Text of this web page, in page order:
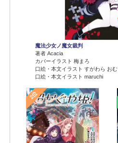
魔法少女ノ魔女裁判
著者 Acacia
カバーイラスト 梅まろ
口絵・本文イラスト すがわら おむ
口絵・本文イラスト maruchi
2位